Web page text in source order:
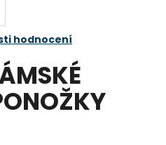
hodnocení